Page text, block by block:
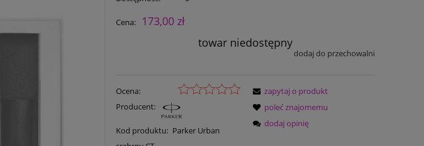
Cena:
173,00 zł
towar niedostępny
dodaj do przechowalni
Ocena:
Producent:
Kod produktu: Parker Urban
zapytaj o produkt
poleć znajomemu
dodaj opinię